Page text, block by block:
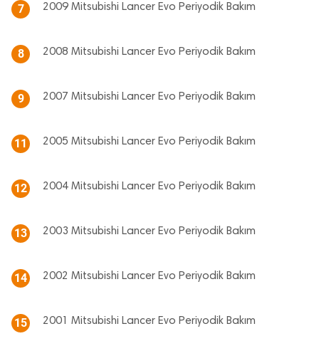
7 2009 Mitsubishi Lancer Evo Periyodik Bakım
8 2008 Mitsubishi Lancer Evo Periyodik Bakım
9 2007 Mitsubishi Lancer Evo Periyodik Bakım
11 2005 Mitsubishi Lancer Evo Periyodik Bakım
12 2004 Mitsubishi Lancer Evo Periyodik Bakım
13 2003 Mitsubishi Lancer Evo Periyodik Bakım
14 2002 Mitsubishi Lancer Evo Periyodik Bakım
15 2001 Mitsubishi Lancer Evo Periyodik Bakım